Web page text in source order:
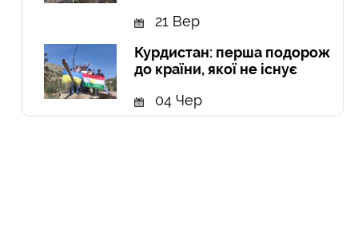
21 Вер
Курдистан: перша подорож
до країни, якої не існує
04 Чер